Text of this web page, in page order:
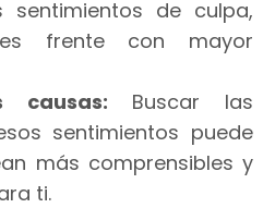
sentimientos de culpa,
frente con mayor
causas: Buscar las
sentimientos puede
más comprensibles y
ti.